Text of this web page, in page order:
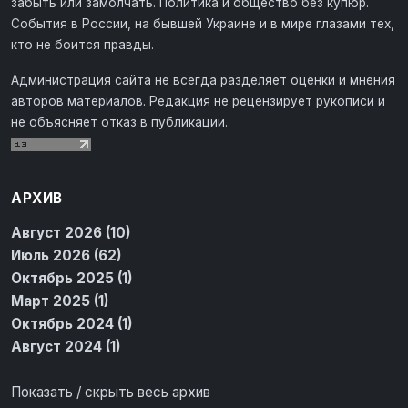
События в России, на бывшей Украине и в мире глазами тех,
кто не боится правды.
Администрация сайта не всегда разделяет оценки и мнения
авторов материалов. Редакция не рецензирует рукописи и
не объясняет отказ в публикации.
АРХИВ
Август 2026 (10)
Июль 2026 (62)
Октябрь 2025 (1)
Март 2025 (1)
Октябрь 2024 (1)
Август 2024 (1)
Показать / скрыть весь архив